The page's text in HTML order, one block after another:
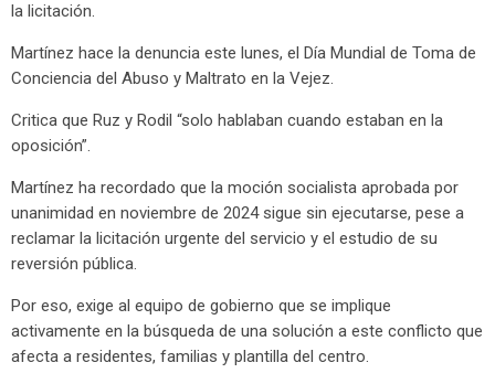
la licitación.
Martínez hace la denuncia este lunes, el Día Mundial de Toma de
Conciencia del Abuso y Maltrato en la Vejez.
Critica que Ruz y Rodil “solo hablaban cuando estaban en la
oposición”.
Martínez ha recordado que la moción socialista aprobada por
unanimidad en noviembre de 2024 sigue sin ejecutarse, pese a
reclamar la licitación urgente del servicio y el estudio de su
reversión pública.
Por eso, exige al equipo de gobierno que se implique
activamente en la búsqueda de una solución a este conflicto que
afecta a residentes, familias y plantilla del centro.